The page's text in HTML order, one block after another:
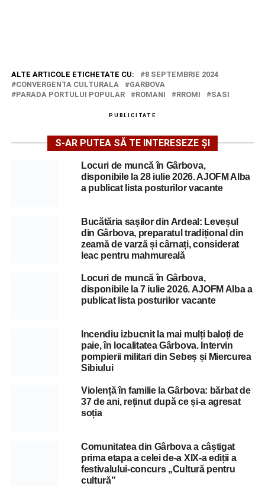
ALTE ARTICOLE ETICHETATE CU:
8 SEPTEMBRIE 2024
CONVERGENTA CULTURALA
GARBOVA
PARADA PORTULUI POPULAR
ROMANI RROMI SASI
PUBLICITATE
S-AR PUTEA SĂ TE INTERESEZE ȘI
Locuri de muncă în Gârbova,
disponibile la 28 iulie 2026. AJOFM Alba
a publicat lista posturilor vacante
Bucătăria sașilor din Ardeal: Leveșul
din Gârbova, preparatul tradițional din
zeamă de varză și cârnați, considerat
leac pentru mahmureală
Locuri de muncă în Gârbova,
disponibile la 7 iulie 2026. AJOFM Alba a
publicat lista posturilor vacante
Incendiu izbucnit la mai mulți baloți de
paie, în localitatea Gârbova. Intervin
pompierii militari din Sebeș și Miercurea
Sibiului
Violență în familie la Gârbova: bărbat de
37 de ani, reținut după ce și-a agresat
soția
Comunitatea din Gârbova a câștigat
prima etapa a celei de-a XIX-a ediții a
festivalului-concurs „Cultură pentru
cultură”